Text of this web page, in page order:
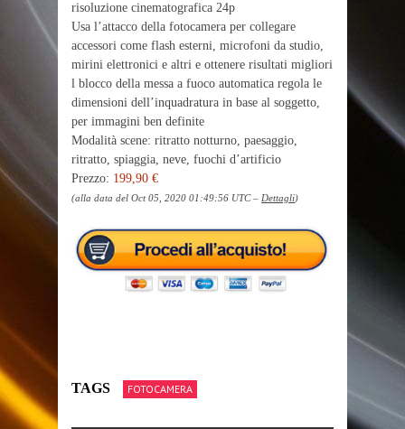
risoluzione cinematografica 24p
Usa l’attacco della fotocamera per collegare
accessori come flash esterni, microfoni da studio,
mirini elettronici e altri e ottenere risultati migliori
l blocco della messa a fuoco automatica regola le
dimensioni dell’inquadratura in base al soggetto,
per immagini ben definite
Modalità scene: ritratto notturno, paesaggio,
ritratto, spiaggia, neve, fuochi d’artificio
Prezzo: 199,90 €
(alla data del Oct 05, 2020 01:49:56 UTC – Dettagli)
TAGS FOTOCAMERA